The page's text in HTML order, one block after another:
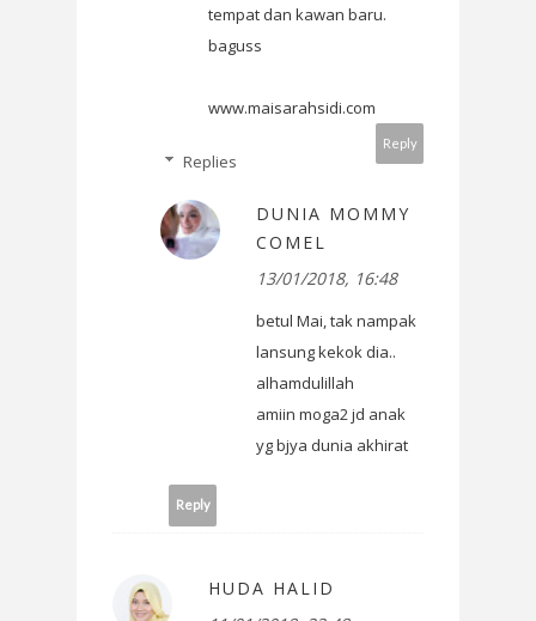
tempat dan kawan baru.
baguss
www.maisarahsidi.com
Reply
Replies
DUNIA MOMMY
COMEL
13/01/2018, 16:48
betul Mai, tak nampak
lansung kekok dia..
alhamdulillah
amiin moga2 jd anak
yg bjya dunia akhirat
Reply
HUDA HALID